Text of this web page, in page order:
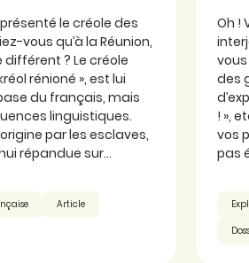
le créole des
vous qu’à la Réunion,
différent ? Le créole
rénioné », est lui
du français, mais
linguistiques.
par les esclaves,
répandue sur...
Article
Oh !
des
! »,
vos
pas